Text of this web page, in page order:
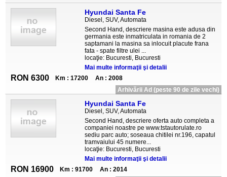
Hyundai Santa Fe
Diesel, SUV, Automata
Second Hand, descriere masina este adusa din
germania este inmatriculata in romania de 2
saptamani la masina sa inlocuit placute frana
fata - spate filtre ulei ...
locaţie: Bucuresti, Bucuresti
Mai multe informaţii şi detalii
RON 6300 Km : 17200
An : 2008
Arhivării Ad (peste 90 de zile vechi)
Hyundai Santa Fe
Diesel, SUV, Automata
Second Hand, descriere oferta auto completa a
companiei noastre pe www.tstautorulate.ro
sediu parc auto; soseaua chitilei nr.196, capatul
tramvaiului 45 numere...
locaţie: Bucuresti, Bucuresti
Mai multe informaţii şi detalii
RON 16900 Km : 91700
An : 2014